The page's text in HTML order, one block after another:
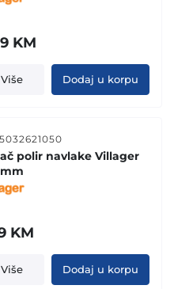
KM
Više Dodaj u korpu
polir navlake Villager
mm
KM
Više Dodaj u korpu